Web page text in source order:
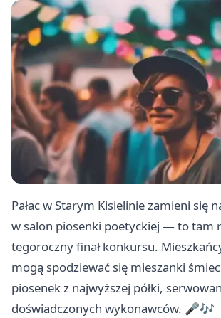
Pałac w Starym Kisielinie zamieni się
w salon piosenki poetyckiej — to tam
tegoroczny finał konkursu.
mogą spodziewać się mieszanki
piosenek z najwyższej półki,
doświadczonych wykonawców. 🎤🎶